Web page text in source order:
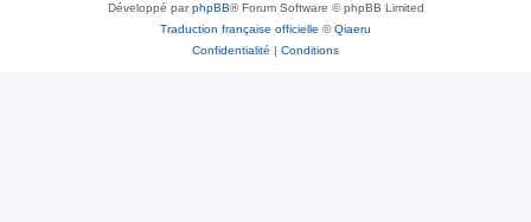
Développé parphpBB® Forum Software © phpBB Limited
Traduction française officielle ©Qiaeru
Confidentialité | Conditions